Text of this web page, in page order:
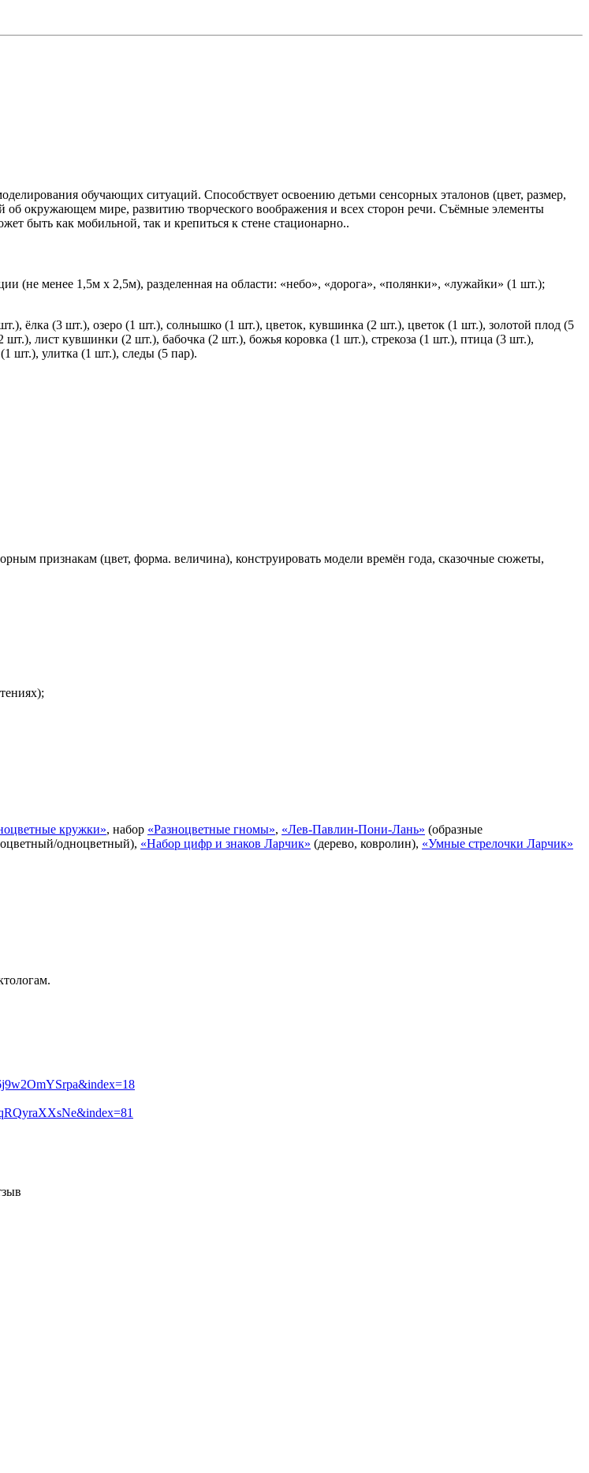
обучающих ситуаций. Способствует освоению детьми сенсорных эталонов (цвет, размер,
окружающем мире, развитию творческого воображения и всех сторон речи. Съёмные элементы
быть как мобильной, так и крепиться к стене стационарно..
(не менее 1,5м х 2,5м), разделенная на области: «небо», «дорога», «полянки», «лужайки» (1 шт.);
ёлка (3 шт.), озеро (1 шт.), солнышко (1 шт.), цветок, кувшинка (2 шт.), цветок (1 шт.), золотой плод (5
лист кувшинки (2 шт.), бабочка (2 шт.), божья коровка (1 шт.), стрекоза (1 шт.), птица (3 шт.),
шт.), улитка (1 шт.), следы (5 пар).
признакам (цвет, форма. величина), конструировать модели времён года, сказочные сюжеты,
кружки», набор «Разноцветные гномы», «Лев-Павлин-Пони-Лань» (образные
одноцветный), «Набор цифр и знаков Ларчик» (дерево, ковролин), «Умные стрелочки Ларчик»